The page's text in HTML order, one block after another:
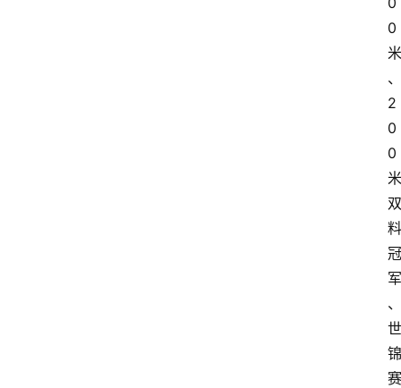
0
米
、
2
0
0
米
双
料
冠
军
、
世
锦
赛